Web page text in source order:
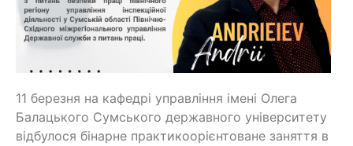
11 березня на кафедрі управління імені Олега
Балацького Сумського державного університету
відбулося бінарне практикоорієнтоване заняття в